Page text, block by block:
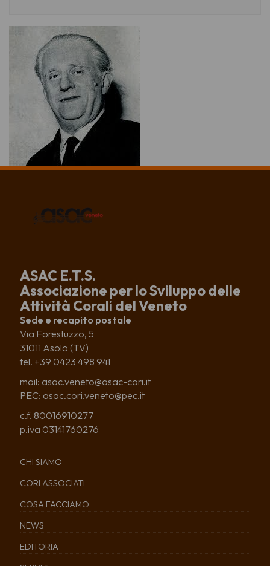
ASAC E.T.S.
Associazione per lo Sviluppo delle
Attività Corali del Veneto
Sede e recapito postale
Via Forestuzzo, 5
31011 Asolo (TV)
tel. +39 0423 498 941
mail: asac.veneto@asac-cori.it
PEC: asac.cori.veneto@pec.it
c.f. 80016910277
p.iva 03141760276
CHI SIAMO
CORI ASSOCIATI
COSA FACCIAMO
NEWS
EDITORIA